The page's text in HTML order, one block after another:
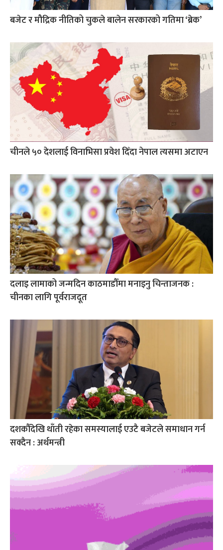
बजेट र मौद्रिक नीतिको चुकले बालेन सरकारको गतिमा ‘ब्रेक’
चीनले ५० देशलाई विनाभिसा प्रवेश दिँदा नेपाल त्यसमा अटाएन
दलाइ लामाको जन्मदिन काठमाडौँमा मनाइनु चिन्ताजनक :
चीनका लागि पूर्वराजदूत
दशकौँदेखि थाँती रहेका समस्यालाई एउटै बजेटले समाधान गर्न
सक्दैन : अर्थमन्त्री